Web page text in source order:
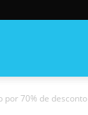
por 70% de desconto